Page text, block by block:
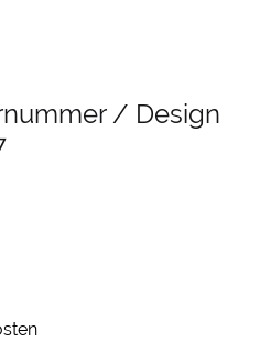
/ Design